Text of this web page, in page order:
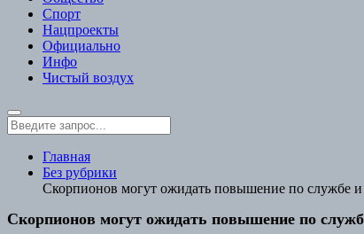
Спорт
Нацпроекты
Официально
Инфо
Чистый воздух
Главная
Без рубрики
Скорпионов могут ожидать повышение по службе и
Скорпионов могут ожидать повышение по